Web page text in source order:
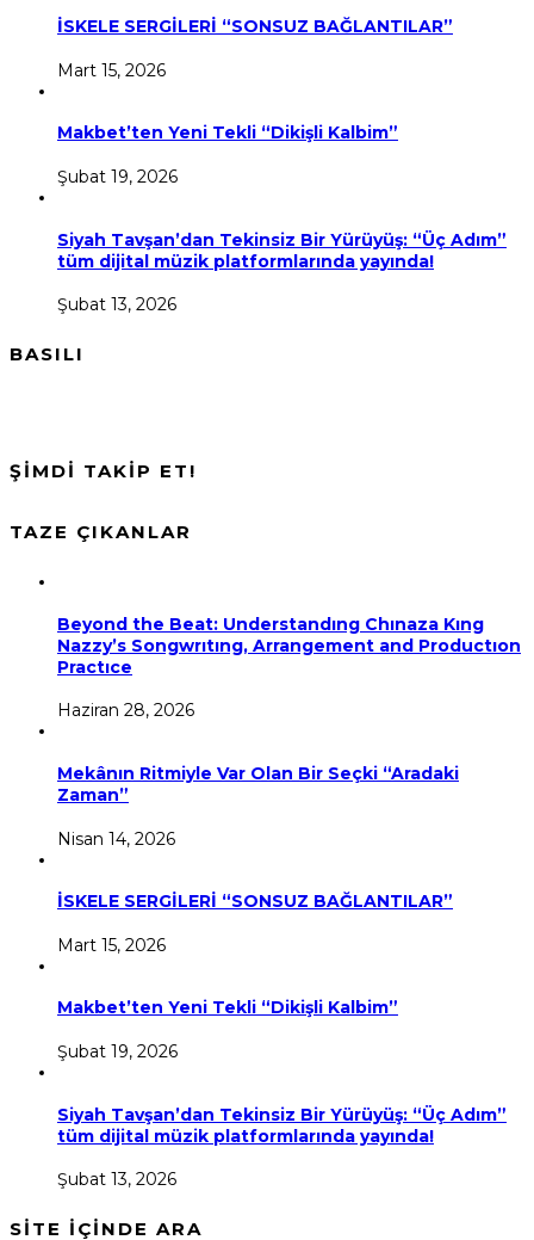
İSKELE SERGİLERİ “SONSUZ BAĞLANTILAR”
Mart 15, 2026
Makbet’ten Yeni Tekli “Dikişli Kalbim”
Şubat 19, 2026
Siyah Tavşan’dan Tekinsiz Bir Yürüyüş: “Üç Adım”
tüm dijital müzik platformlarında yayında!
Şubat 13, 2026
BASILI
ŞİMDİ TAKİP ET!
TAZE ÇIKANLAR
Beyond the Beat: Understandıng Chınaza Kıng
Nazzy’s Songwrıtıng, Arrangement and Productıon
Practıce
Haziran 28, 2026
Mekânın Ritmiyle Var Olan Bir Seçki “Aradaki
Zaman”
Nisan 14, 2026
İSKELE SERGİLERİ “SONSUZ BAĞLANTILAR”
Mart 15, 2026
Makbet’ten Yeni Tekli “Dikişli Kalbim”
Şubat 19, 2026
Siyah Tavşan’dan Tekinsiz Bir Yürüyüş: “Üç Adım”
tüm dijital müzik platformlarında yayında!
Şubat 13, 2026
SİTE İÇİNDE ARA